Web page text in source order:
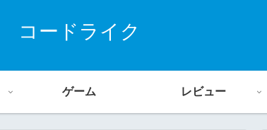
コードライク
ゲーム レビュー